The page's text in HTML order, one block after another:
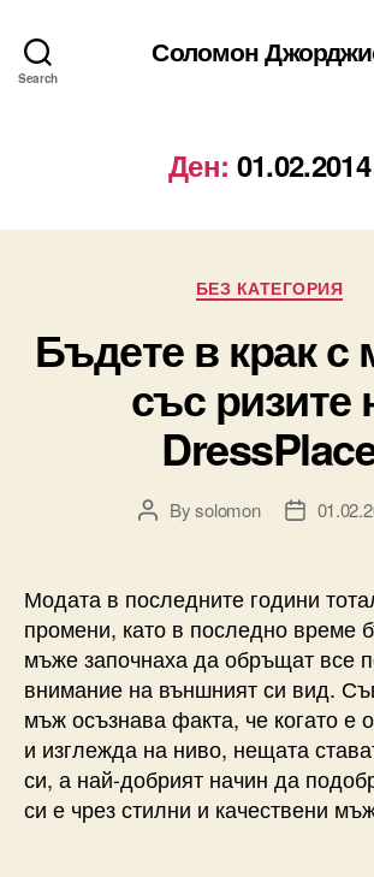
Search
Соломон
Ден: 01.02.2014
Categories
БЕЗ КАТЕГОРИЯ
Бъдете в крак с
със ризите
PostBysolomon
Post
Модата в последните години
промени, като в последно време
мъже започнаха да обръщат все
внимание на външният си вид.
мъж осъзнава факта, че когато е
и изглежда на ниво, нещата
си, а най-добрият начин да
си е чрез стилни и качествени